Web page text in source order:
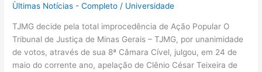
Ùltimas Notícias - Completo / Universidade
TJMG decide pela total improcedência de Ação Popular O
Tribunal de Justiça de Minas Gerais – TJMG, por unanimidade
de votos, através de sua 8ª Câmara Cível, julgou, em 24 de
maio do corrente ano, apelação de Clênio César Teixeira de
Universidade